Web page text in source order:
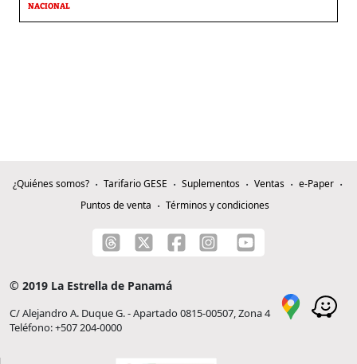
NACIONAL
¿Quiénes somos? Tarifario GESE Suplementos Ventas
e-Paper
Puntos de venta
Términos y condiciones
© 2019 La Estrella de Panamá
C/ Alejandro A. Duque G. - Apartado 0815-00507, Zona 4
Teléfono: +507 204-0000